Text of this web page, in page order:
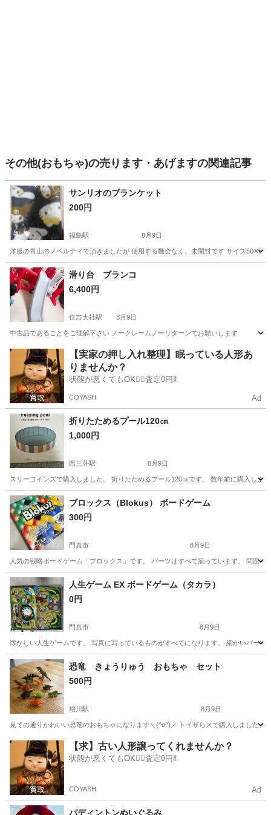
その他(おもちゃ)の売ります・あげますの関連記事
サンリオのブランケット
200円
福島駅 8月9日
洋服の青山のノベルティで頂きましたが 使用する機会なく、未開封です サイズ50✕80
大阪 大阪市 福島駅 おもちゃ
滑り台 ブランコ
6,400円
住吉大社駅 8月9日
中古品であることをご理解下さい ノークレームノーリターンでお願いします
大阪 大阪市 住吉大社駅 その他 ブランコ
【実家の押し入れ整理】眠っている人形あ
りませんか？
状態が悪くてもOK🙆‍♀️査定0円‼️
COYASH Ad
折りたためるプール120㎝
1,000円
西三荘駅 8月9日
スリーコインズで購入しました。 折りたためるプール120㎝です。 数年前に購入し
大阪 門真市 西三荘駅 その他
ブロックス（Blokus） ボードゲーム
300円
門真市 8月9日
人気の戦略ボードゲーム「ブロックス」です。 パーツはすべて揃っています。 問題
大阪 門真市 ボードゲーム
人生ゲーム EX ボードゲーム（タカラ）
0円
門真市 8月9日
懐かしい人生ゲームです。 写真に写っているものがすべてになります。 細かいパー
大阪 門真市 ボードゲーム
恐竜 きょうりゅう おもちゃ セット
500円
相川駅 8月9日
見ての通りかわいい恐竜のおもちゃになります＼(^o^)／ トイザらスで購入しました
大阪 吹田市 相川駅 おもちゃ 恐竜
【求】古い人形譲ってくれませんか？
状態が悪くてもOK🙆‍♀️査定0円‼️
COYASH Ad
パディントンぬいぐるみ